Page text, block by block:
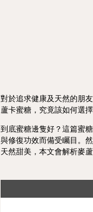
對於追求健康及天然的朋
蘆卡蜜糖，究竟該如何選
到底蜜糖邊隻好？這篇蜜
與修復功效而備受矚目。
天然甜美，本文會解析麥